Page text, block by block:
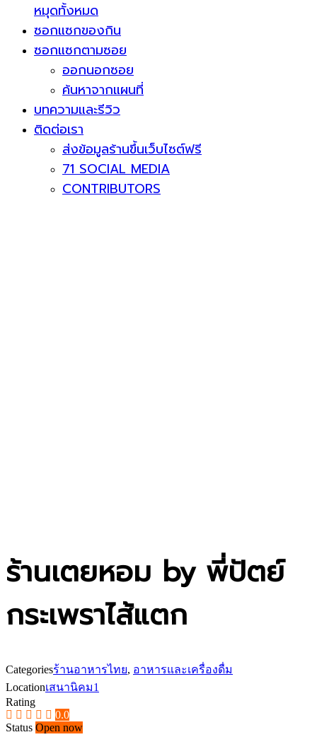
หมุดทั้งหมด
ซอกแซกของกิน
ซอกแซกตามซอย
ออกนอกซอย
ค้นหาจากแผนที่
บทความและรีวิว
ติดต่อเรา
ส่งข้อมูลร้านขึ้นเว็บไซต์ฟรี
71 SOCIAL MEDIA
CONTRIBUTORS
ร้านเตยหอม by พี่ปัตย์
กระเพราไส้แตก
Categoriesร้านอาหารไทย, อาหารและเครื่องดื่ม
Locationเสนานิคม1
Rating
0.0
Status Open now